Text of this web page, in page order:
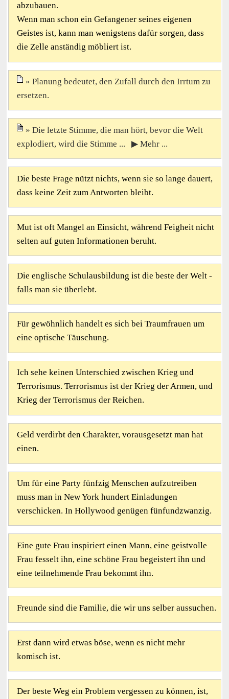
abzubauen.
Wenn man schon ein Gefangener seines eigenen
Geistes ist, kann man wenigstens dafür sorgen, dass
die Zelle anständig möbliert ist.
Planung bedeutet, den Zufall durch den Irrtum zu
ersetzen.
Die letzte Stimme, die man hört, bevor die Welt
explodiert, wird die Stimme ... ▶ Mehr ...
Die beste Frage nützt nichts, wenn sie so lange dauert,
dass keine Zeit zum Antworten bleibt.
Mut ist oft Mangel an Einsicht, während Feigheit nicht
selten auf guten Informationen beruht.
Die englische Schulausbildung ist die beste der Welt -
falls man sie überlebt.
Für gewöhnlich handelt es sich bei Traumfrauen um
eine optische Täuschung.
Ich sehe keinen Unterschied zwischen Krieg und
Terrorismus. Terrorismus ist der Krieg der Armen, und
Krieg der Terrorismus der Reichen.
Geld verdirbt den Charakter, vorausgesetzt man hat
einen.
Um für eine Party fünfzig Menschen aufzutreiben
muss man in New York hundert Einladungen
verschicken. In Hollywood genügen fünfundzwanzig.
Eine gute Frau inspiriert einen Mann, eine geistvolle
Frau fesselt ihn, eine schöne Frau begeistert ihn und
eine teilnehmende Frau bekommt ihn.
Freunde sind die Familie, die wir uns selber aussuchen.
Erst dann wird etwas böse, wenn es nicht mehr
komisch ist.
Der beste Weg ein Problem vergessen zu können, ist,